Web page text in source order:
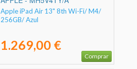
Apple iPad Air 13" 8th Wi-Fi/ M4/
256GB/ Azul
1.269,00 €
Comprar